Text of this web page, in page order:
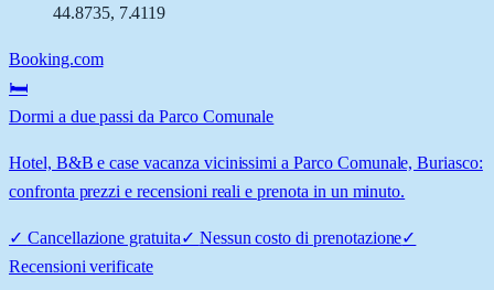
44.8735, 7.4119
Booking.com
🛏️
Dormi a due passi da Parco Comunale
Hotel, B&B e case vacanza vicinissimi a Parco Comunale, Buriasco:
confronta prezzi e recensioni reali e prenota in un minuto.
✓ Cancellazione gratuita✓ Nessun costo di prenotazione✓
Recensioni verificate